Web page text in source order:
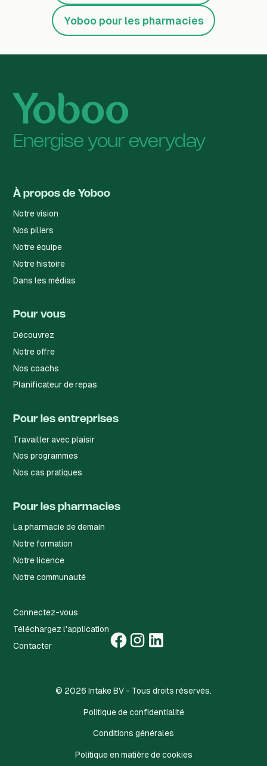
Yoboo pour les pharmacies
Energise your everyday
À propos de Yoboo
Notre vision
Nos piliers
Notre équipe
Notre histoire
Dans les médias
Pour vous
Découvrez
Notre offre
Nos coachs
Planificateur de repas
Pour les entreprises
Travailler avec plaisir
Nos programmes
Nos cas pratiques
Pour les pharmacies
La pharmacie de demain
Notre formation
Notre licence
Notre communauté
Connectez-vous
Téléchargez l'application
Contacter
© 2026 Intake BV - Tous droits réservés.
Politique de confidentialité
Conditions générales
Politique en matière de cookies